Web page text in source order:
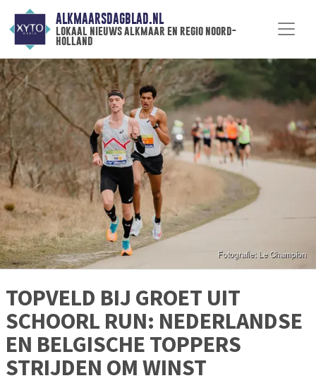
ALKMAARSDAGBLAD.NL
lokaal nieuws alkmaar en regio noord-
holland
TOPVELD BIJ GROET UIT
SCHOORL RUN: NEDERLANDSE
EN BELGISCHE TOPPERS
STRIJDEN OM WINST